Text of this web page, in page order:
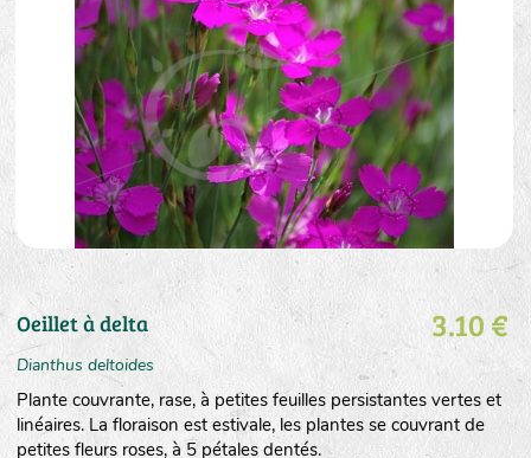
Oeillet à delta
Dianthus deltoides
3.10 €
Plante couvrante, rase, à petites feuilles persistantes vertes et
linéaires. La floraison est estivale, les plantes se couvrant de
petites fleurs roses, à 5 pétales dentés.